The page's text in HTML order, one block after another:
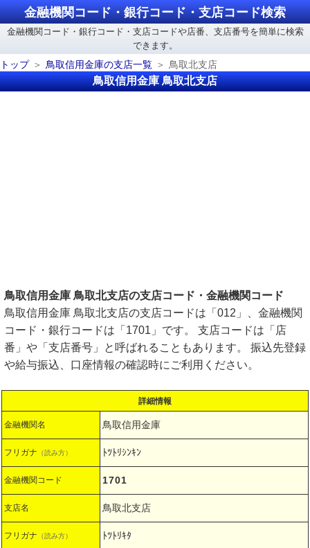
金融機関コード・銀行コード・支店コード検索
金融機関コード・銀行コード・支店コードや店番、支店番号を簡単に検索
できます。
トップ
鳥取信用金庫の支店一覧 鳥取北支店
鳥取信用金庫 鳥取北支店
鳥取信用金庫 鳥取北支店の支店コード・金融機関コード
鳥取信用金庫 鳥取北支店の支店コードは「012」、金融機関
コード・銀行コードは「1701」です。 支店コードは「店
番」や「支店番号」と呼ばれることもあります。 振込先登録
や給与振込、口座情報の確認時にご利用ください。
詳細情報
金融機関名 鳥取信用金庫
フリガナ （読み方） ﾄﾂﾄﾘｼﾝｷﾝ
金融機関コード 1701
支店名 鳥取北支店
フリガナ （読み方） ﾄﾂﾄﾘｷﾀ